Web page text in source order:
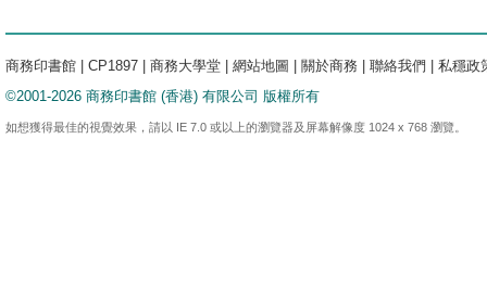
商務印書館 CP1897 商務大學堂 網站地圖 關於商務 聯絡我們
私穩政
©2001-2026 商務印書館 (香港) 有限公司 版權所有
如想獲得最佳的視覺效果，請以 IE 7.0 或以上的瀏覽器及屏幕解像度 1024 x 768 瀏覽。